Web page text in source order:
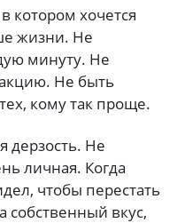
котором хочется
жизни. Не
минуту. Не
Не быть
кому так проще.
дерзость. Не
личная. Когда
чтобы перестать
собственный вкус,